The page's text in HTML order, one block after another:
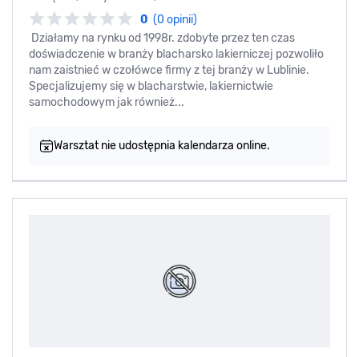
0 (0 opinii)
Działamy na rynku od 1998r. zdobyte przez ten czas
doświadczenie w branży blacharsko lakierniczej pozwoliło
nam zaistnieć w czołówce firmy z tej branży w Lublinie.
Specjalizujemy się w blacharstwie, lakiernictwie
samochodowym jak również...
Warsztat nie udostępnia kalendarza online.